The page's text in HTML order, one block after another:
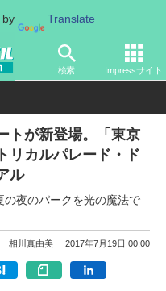
by Translate
検索 Impressサイト
ディズニーリゾート
トが新登場。「東京
リカルパレード・ド
ル
夜のパークを光の魔法で
相川真由美 2017年7月19日 00:00